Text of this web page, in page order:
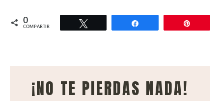
0
COMPARTIR
¡NO TE PIERDAS NADA!